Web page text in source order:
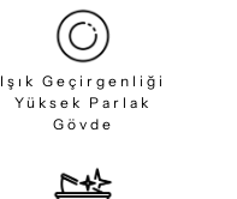
Işık Geçirgenliği
Yüksek Parlak
Gövde